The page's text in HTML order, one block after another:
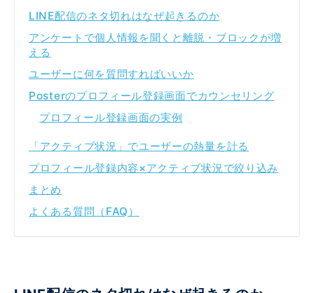
LINE配信のネタ切れはなぜ起きるのか
アンケートで個人情報を聞くと離脱・ブロックが増
える
ユーザーに何を質問すればいいか
Posterのプロフィール登録画面でカウンセリング
プロフィール登録画面の実例
「アクティブ状況」でユーザーの熱量を計る
プロフィール登録内容×アクティブ状況で絞り込み
まとめ
よくある質問（FAQ）